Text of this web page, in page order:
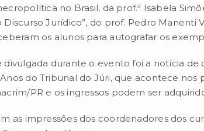
no Brasil, da prof.ª Isabela
Jurídico”, do prof. Pedro Manenti
os alunos para autografar os
divulgada durante o evento foi a notícia de
do Tribunal do Júri, que acontece
PR e os ingressos podem ser
as impressões dos coordenadores dos